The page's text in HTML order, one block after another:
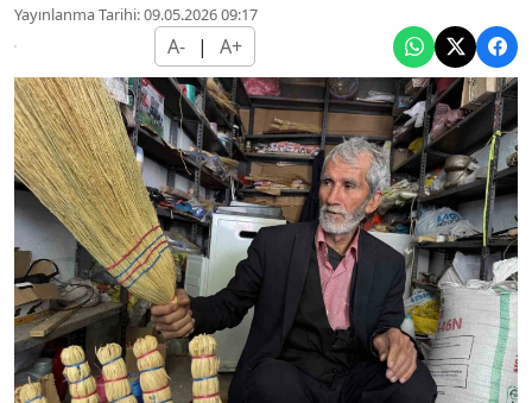
Yayınlanma Tarihi: 09.05.2026 09:17
A- | A+